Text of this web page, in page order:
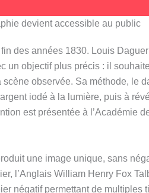
devient accessible au public
des années 1830. Louis
un objectif plus précis : il
observée. Sa méthode, le
iodé à la lumière, puis à
est présentée à l’Académie
une image unique, sans
l’Anglais William Henry Fox
négatif permettant de multiples